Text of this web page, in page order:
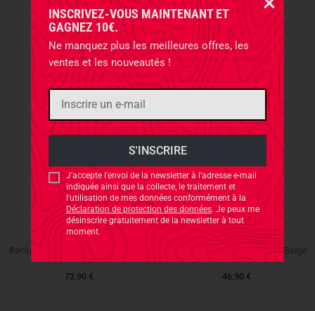
INSCRIVEZ-VOUS MAINTENANT ET
GAGNEZ 10€.
Ne manquez plus les meilleures offres, les
ventes et les nouveautés !
J'accepte l'envoi de la newsletter à l'adresse e-mail
indiquée ainsi que la collecte, le traitement et
l'utilisation de mes données conformément à la
Déclaration de protection des données. Je peux me
désinscrire gratuitement de la newsletter à tout
moment.
GHOSTHOOD
Backpack-Cover60 Concamo Beige
72,90 €
GHOSTHOOD
Backpack-Cover30 Concamo Beige
46,90 €